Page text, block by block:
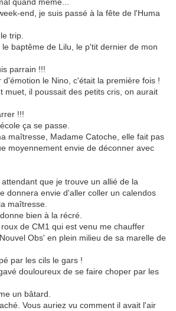
end, je suis passé à la fête de l'Huma
trip.
baptême de Lilu, le p'tit dernier de mon
parrain !!!
d'émotion le Nino, c'était la première fois !
muet, il poussait des petits cris, on aurait
!!!
ça se passe.
maîtresse, Madame Catoche, elle fait pas
moyennement envie de déconner avec
que je trouve un allié de la
donnera envie d'aller coller un calendos
maîtresse.
bien à la récré.
de CM1 qui est venu me chauffer
Obs' en plein milieu de sa marelle de
par les cils le gars !
douloureux de se faire choper par les
un bâtard.
Vous auriez vu comment il avait l'air